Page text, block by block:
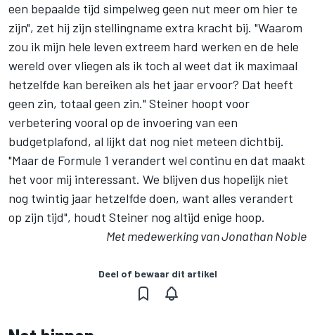
een bepaalde tijd simpelweg geen nut meer om hier te
zijn", zet hij zijn stellingname extra kracht bij. "Waarom
zou ik mijn hele leven extreem hard werken en de hele
wereld over vliegen als ik toch al weet dat ik maximaal
hetzelfde kan bereiken als het jaar ervoor? Dat heeft
geen zin, totaal geen zin." Steiner hoopt voor
verbetering vooral op de invoering van een
budgetplafond, al lijkt dat nog niet meteen dichtbij.
"Maar de Formule 1 verandert wel continu en dat maakt
het voor mij interessant. We blijven dus hopelijk niet
nog twintig jaar hetzelfde doen, want alles verandert
op zijn tijd", houdt Steiner nog altijd enige hoop.
Met medewerking van Jonathan Noble
Deel of bewaar dit artikel